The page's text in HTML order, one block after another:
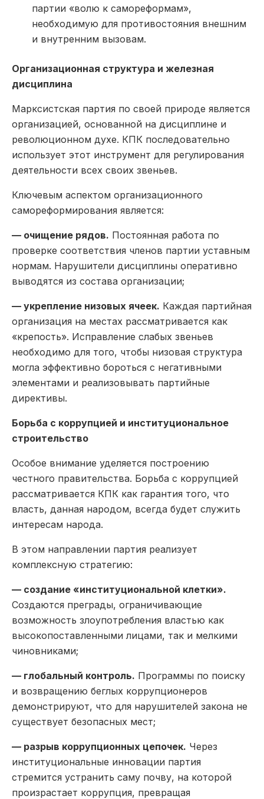
партии «волю к самореформам»,
необходимую для противостояния внешним
и внутренним вызовам.
Организационная структура и железная
дисциплина
Марксистская партия по своей природе является
организацией, основанной на дисциплине и
революционном духе. КПК последовательно
использует этот инструмент для регулирования
деятельности всех своих звеньев.
Ключевым аспектом организационного
самореформирования является:
— очищение рядов. Постоянная работа по
проверке соответствия членов партии уставным
нормам. Нарушители дисциплины оперативно
выводятся из состава организации;
— укрепление низовых ячеек. Каждая партийная
организация на местах рассматривается как
«крепость». Исправление слабых звеньев
необходимо для того, чтобы низовая структура
могла эффективно бороться с негативными
элементами и реализовывать партийные
директивы.
Борьба с коррупцией и институциональное
строительство
Особое внимание уделяется построению
честного правительства. Борьба с коррупцией
рассматривается КПК как гарантия того, что
власть, данная народом, всегда будет служить
интересам народа.
В этом направлении партия реализует
комплексную стратегию:
— создание «институциональной клетки».
Создаются преграды, ограничивающие
возможность злоупотребления властью как
высокопоставленными лицами, так и мелкими
чиновниками;
— глобальный контроль. Программы по поиску
и возвращению беглых коррупционеров
демонстрируют, что для нарушителей закона не
существует безопасных мест;
— разрыв коррупционных цепочек. Через
институциональные инновации партия
стремится устранить саму почву, на которой
произрастает коррупция, превращая